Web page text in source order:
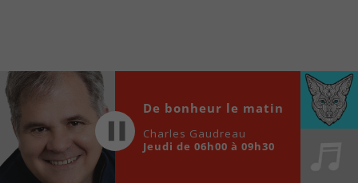
locale vous sont maintenant accessibles en un clic!
Player
00:00
De bonheur le matin
Charles Gaudreau
Jeudi de 06h00 à 09h30